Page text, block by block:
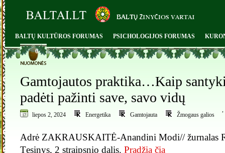
BALTŲ KULTŪROS FORUMAS PSICHOLOGIJOS FORUMAS
0
Gamtojautos praktika…Kaip
padėti pažinti save, savo vidų
liepos 2, 2024 Energetika
,
Gamtojauta Žmogaus galios
Adrė ZAKRAUSKAITĖ-Anandini Modi// žurnalas
Tęsinys, 2 straipsnio dalis. Pradžia čia